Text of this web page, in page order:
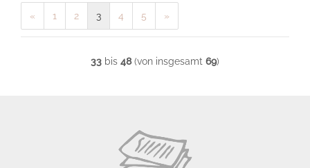
« 1 2 3 4 5 »
33 bis 48(von insgesamt 69)